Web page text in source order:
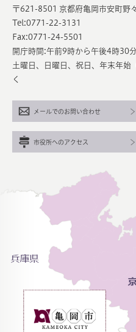
〒621-8501 京都府亀岡市安町野
Tel:0771-22-3131
Fax:0771-24-5501
開庁時間:午前9時から午後4時30
土曜日、日曜日、祝日、年末年
く
メールでのお問い合わせ
市役所へのアクセス